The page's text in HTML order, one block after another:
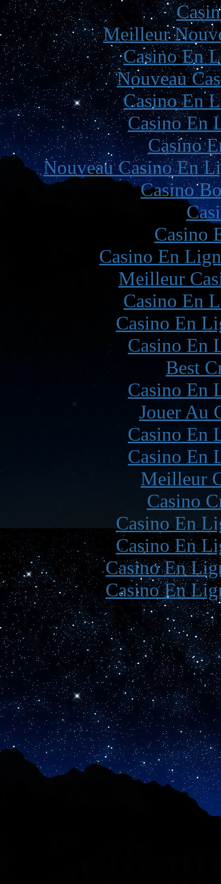
Meilleur
Casino En
Nouveau
Casino En
Casino En
Casino
Nouveau Casino En
Casino
Casino
Casino En
Meilleur
Casino En
Casino En
Casino En
Best
Casino En
Jouer Au
Casino En
Casino En
Meilleur
Casino
Casino En
Casino En
Casino En
Casino En